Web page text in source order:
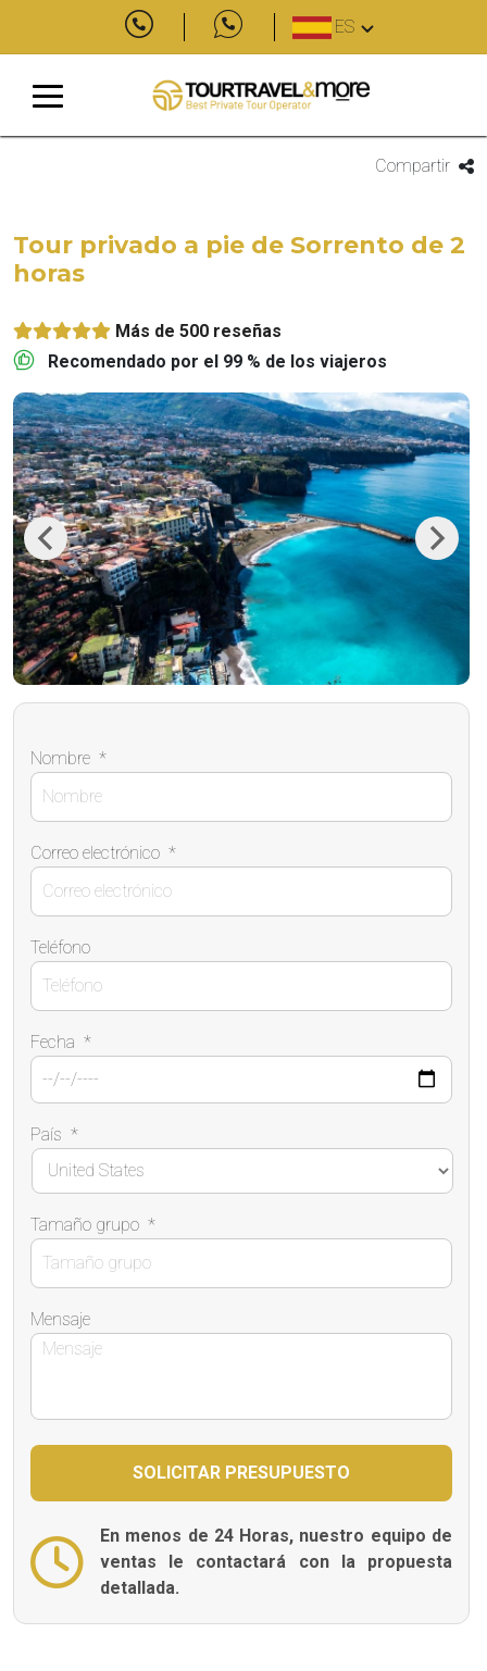
ES
Compartir
Tour privado a pie de Sorrento de 2
horas
Más de 500 reseñas
Recomendado por el 99 % de los viajeros
Previous Next
Nombre *
Correo electrónico *
Teléfono
Fecha *
País *
Tamaño grupo *
Mensaje
En menos de 24 Horas, nuestro equipo de
ventas le contactará con la propuesta
detallada.